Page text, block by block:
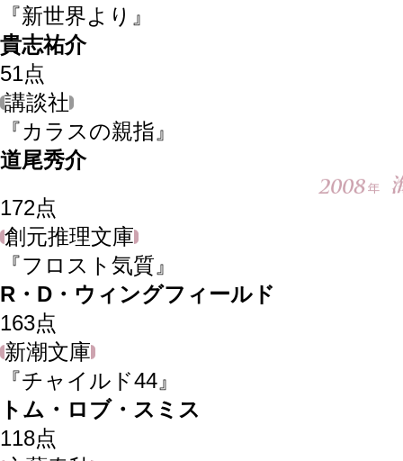
『新世界より』
貴志祐介
51点
講談社
『カラスの親指』
道尾秀介
172点
創元推理文庫
『フロスト気質』
R・D・ウィングフィールド
163点
新潮文庫
『チャイルド44』
トム・ロブ・スミス
118点